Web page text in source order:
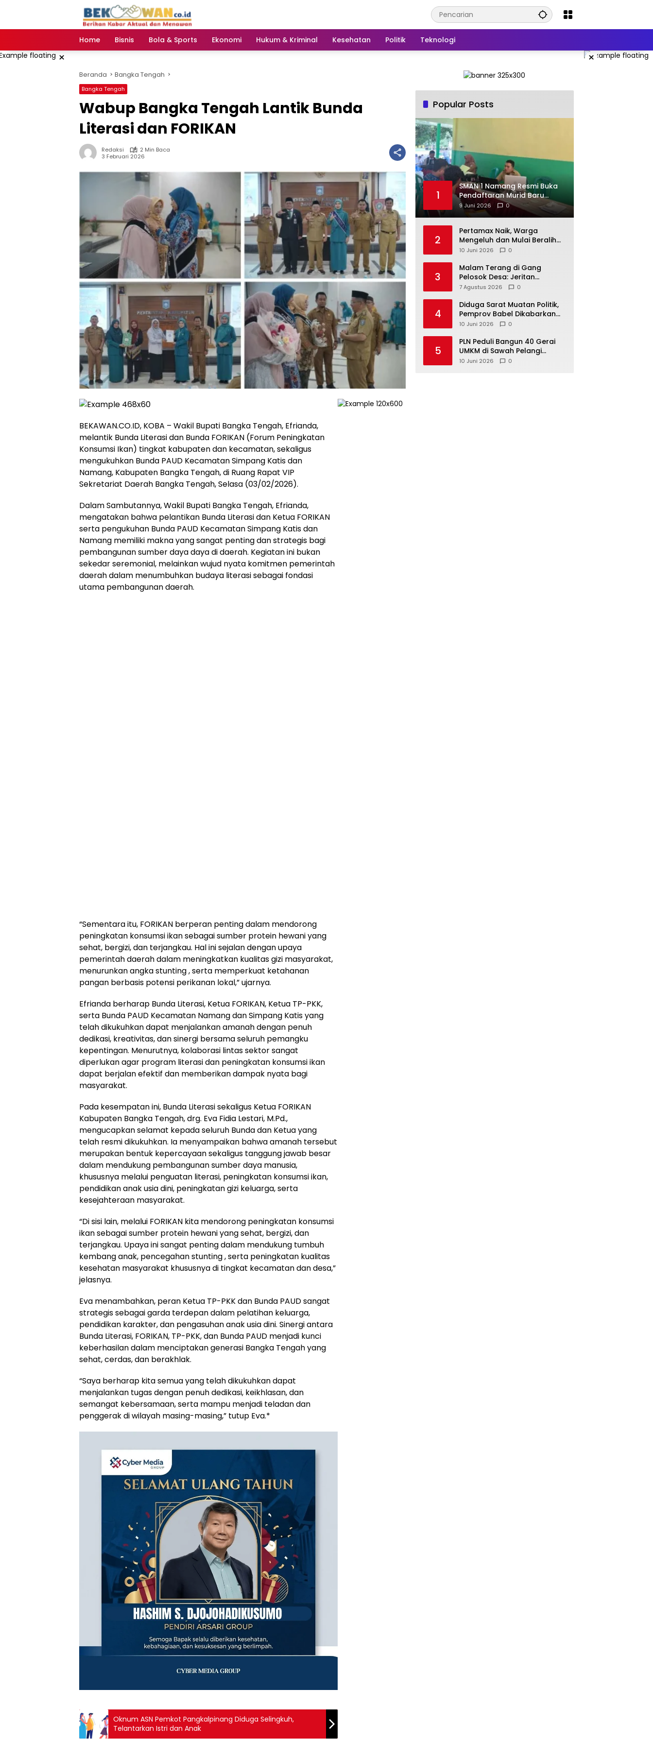
Home
Bisnis Bola & Sports Ekonomi Hukum & Kriminal Kesehatan Politik Teknologi
× ×
Beranda Bangka Tengah
Bangka Tengah
Wabup Bangka Tengah Lantik Bunda
Literasi dan FORIKAN
Redaksi
2 Min Baca
3 Februari 2026
‎BEKAWAN.CO.ID, KOBA – Wakil Bupati Bangka Tengah, Efrianda,
melantik Bunda Literasi dan Bunda FORIKAN (Forum Peningkatan
Konsumsi Ikan) tingkat kabupaten dan kecamatan, sekaligus
mengukuhkan Bunda PAUD Kecamatan Simpang Katis dan
Namang, Kabupaten Bangka Tengah, di Ruang Rapat VIP
Sekretariat Daerah Bangka Tengah, Selasa (03/02/2026).
‎Dalam Sambutannya, Wakil Bupati Bangka Tengah, Efrianda,
mengatakan bahwa pelantikan Bunda Literasi dan Ketua FORIKAN
serta pengukuhan Bunda PAUD Kecamatan Simpang Katis dan
Namang memiliki makna yang sangat penting dan strategis bagi
pembangunan sumber daya daya di daerah. Kegiatan ini bukan
sekedar seremonial, melainkan wujud nyata komitmen pemerintah
daerah dalam menumbuhkan budaya literasi sebagai fondasi
utama pembangunan daerah.
‎“Sementara itu, FORIKAN berperan penting dalam mendorong
peningkatan konsumsi ikan sebagai sumber protein hewani yang
sehat, bergizi, dan terjangkau. Hal ini sejalan dengan upaya
pemerintah daerah dalam meningkatkan kualitas gizi masyarakat,
menurunkan angka stunting , serta memperkuat ketahanan
pangan berbasis potensi perikanan lokal,” ujarnya.
‎Efrianda berharap Bunda Literasi, Ketua FORIKAN, Ketua TP-PKK,
serta Bunda PAUD Kecamatan Namang dan Simpang Katis yang
telah dikukuhkan dapat menjalankan amanah dengan penuh
dedikasi, kreativitas, dan sinergi bersama seluruh pemangku
kepentingan. Menurutnya, kolaborasi lintas sektor sangat
diperlukan agar program literasi dan peningkatan konsumsi ikan
dapat berjalan efektif dan memberikan dampak nyata bagi
masyarakat.
‎Pada kesempatan ini, Bunda Literasi sekaligus Ketua FORIKAN
Kabupaten Bangka Tengah, drg. Eva Fidia Lestari, M.Pd.,
mengucapkan selamat kepada seluruh Bunda dan Ketua yang
telah resmi dikukuhkan. Ia menyampaikan bahwa amanah tersebut
merupakan bentuk kepercayaan sekaligus tanggung jawab besar
dalam mendukung pembangunan sumber daya manusia,
khususnya melalui penguatan literasi, peningkatan konsumsi ikan,
pendidikan anak usia dini, peningkatan gizi keluarga, serta
kesejahteraan masyarakat.
‎“Di sisi lain, melalui FORIKAN kita mendorong peningkatan konsumsi
ikan sebagai sumber protein hewani yang sehat, bergizi, dan
terjangkau. Upaya ini sangat penting dalam mendukung tumbuh
kembang anak, pencegahan stunting , serta peningkatan kualitas
kesehatan masyarakat khususnya di tingkat kecamatan dan desa,”
jelasnya.
‎Eva menambahkan, peran Ketua TP-PKK dan Bunda PAUD sangat
strategis sebagai garda terdepan dalam pelatihan keluarga,
pendidikan karakter, dan pengasuhan anak usia dini. Sinergi antara
Bunda Literasi, FORIKAN, TP-PKK, dan Bunda PAUD menjadi kunci
keberhasilan dalam menciptakan generasi Bangka Tengah yang
sehat, cerdas, dan berakhlak.
‎“Saya berharap kita semua yang telah dikukuhkan dapat
menjalankan tugas dengan penuh dedikasi, keikhlasan, dan
semangat kebersamaan, serta mampu menjadi teladan dan
penggerak di wilayah masing-masing,” tutup Eva.*
Oknum ASN Pemkot Pangkalpinang Diduga Selingkuh,
Telantarkan Istri dan Anak
Popular Posts
1
SMAN 1 Namang Resmi Buka
Pendaftaran Murid Baru
2026/2027
9 Juni 2026 0
2
‎Pertamax Naik, Warga
Mengeluh dan Mulai Beralih
ke Pertalite Meski Harus Antre
10 Juni 2026 0
3
Malam Terang di Gang
Pelosok Desa: Jeritan
Harapan Ketua APDESI
Babel
7 Agustus 2026 0
4
‎Diduga Sarat Muatan Politik,
Pemprov Babel Dikabarkan
Lakukan Rotasi Besar-
10 Juni 2026 0
5
‎PLN Peduli Bangun 40 Gerai
UMKM di Sawah Pelangi
Namang, Dorong
10 Juni 2026 0